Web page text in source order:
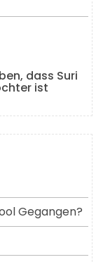
dass Suri
ist
Gegangen?